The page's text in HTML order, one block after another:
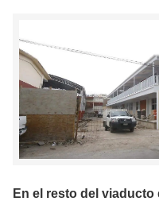
En el resto del